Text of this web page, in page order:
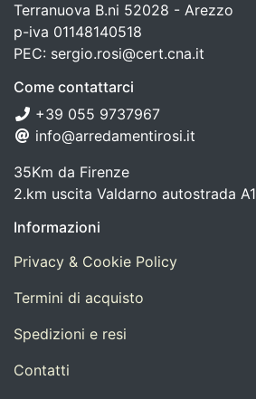
Terranuova B.ni 52028 - Arezzo
p-iva 01148140518
PEC: sergio.rosi@cert.cna.it
Come contattarci
+39 055 9737967
info@arredamentirosi.it
35Km da Firenze
2.km uscita Valdarno autostrada A1
Informazioni
Privacy & Cookie Policy
Termini di acquisto
Spedizioni e resi
Contatti